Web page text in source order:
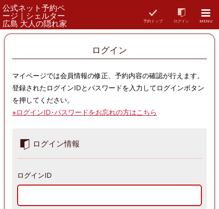
公式ネット予約ペ
ージ｜シェルター
広島 大人の隠れ家 予約トップ ログイン MENU
ログイン
マイページでは会員情報の修正、予約内容の確認が行えます。
登録されたログインIDとパスワードを入力してログインボタン
を押してください。
※ログインID･パスワードをお忘れの方はこちら
ログイン情報
ログインID